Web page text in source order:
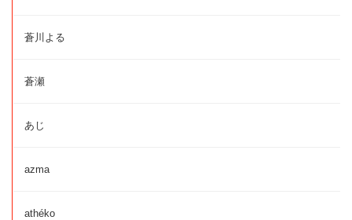
蒼川よる
蒼瀬
あじ
azma
athéko